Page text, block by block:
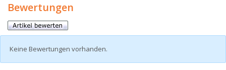
Bewertungen
Keine Bewertungen vorhanden.